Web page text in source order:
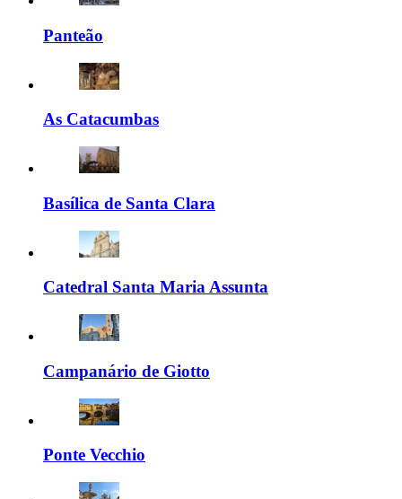
Panteão
As Catacumbas
Basílica de Santa Clara
Catedral Santa Maria Assunta
Campanário de Giotto
Ponte Vecchio